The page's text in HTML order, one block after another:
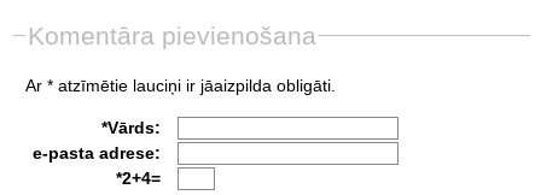
Komentāra pievienošana
Ar * atzīmētie lauciņi ir jāaizpilda obligāti.
*Vārds:
e-pasta adrese:
*2+4=